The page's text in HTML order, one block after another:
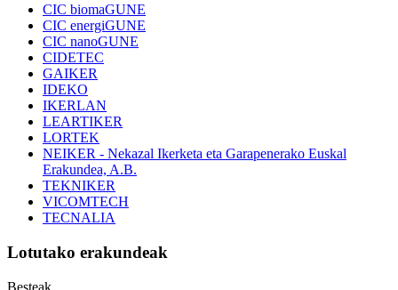
CIC biomaGUNE
CIC energiGUNE
CIC nanoGUNE
CIDETEC
GAIKER
IDEKO
IKERLAN
LEARTIKER
LORTEK
NEIKER - Nekazal Ikerketa eta Garapenerako Euskal
Erakundea, A.B.
TEKNIKER
VICOMTECH
TECNALIA
Lotutako erakundeak
Besteak